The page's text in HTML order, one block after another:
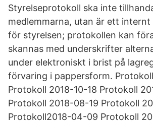
Styrelseprotokoll ska inte
medlemmarna, utan är ett internt
för styrelsen; protokollen kan
skannas med underskrifter
under elektroniskt i brist på
förvaring i pappersform.
Protokoll 2018-10-18 Protokoll
Protokoll 2018-08-19 Protokoll
Protokoll2018-04-09 Protokoll